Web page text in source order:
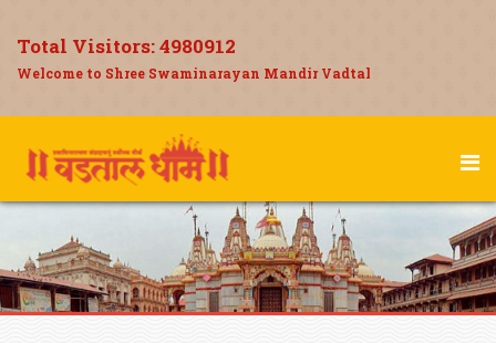
Total Visitors:4980912
Welcome to Shree Swaminarayan Mandir Vadtal